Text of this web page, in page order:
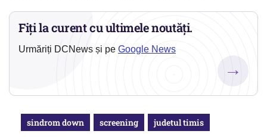
Fiți la curent cu ultimele noutăți.
Urmăriți DCNews și pe Google News
→
sindrom down screening judetul timis